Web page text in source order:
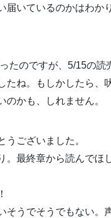
届いているのかはわか
たのですが、5/15の読
たね。もしかしたら、
かも、しれません。
うございました。
。最終章から読んでほ
そうでそうでもない。